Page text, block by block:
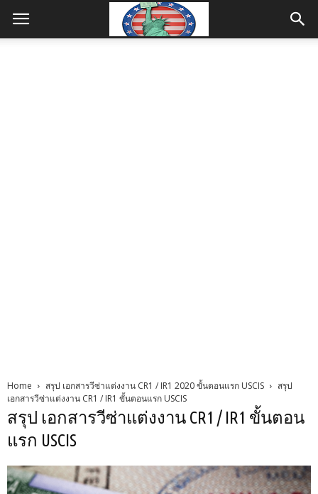
Home สรุป เอกสารวีซ่าแต่งงาน CR1 / IR1 2020 ขั้นตอนแรก USCIS
สรุป
เอกสารวีซ่าแต่งงาน CR1 / IR1 ขั้นตอนแรก USCIS
สรุป เอกสารวีซ่าแต่งงาน CR1 / IR1 ขั้นตอน
แรก USCIS